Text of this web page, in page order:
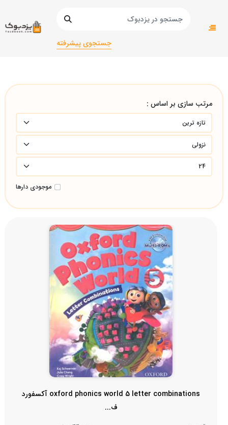
جستجوی پیشرفته
صفحه اصلی
زبان های خارجی/انگلیسی
آموزشی/کودک و نوجوانآموزشی/کودک و نوجوانآموزشی/کودک و
مرتب سازی بر اساس :
موجودی دارها
oxford phonics world 5 letter combinations آکسفورد
ف...